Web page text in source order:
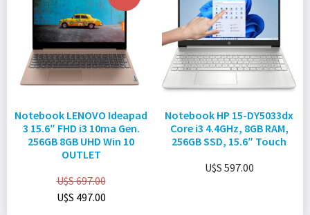
Notebook LENOVO Ideapad
3 15.6″ FHD i3 10ma Gen.
256GB 8GB UHD Win 10
OUTLET
U$S697.00
U$S 497.00
Notebook HP 15-DY5033dx
Core i3 4.4GHz, 8GB RAM,
256GB SSD, 15.6″ Touch
U$S 597.00